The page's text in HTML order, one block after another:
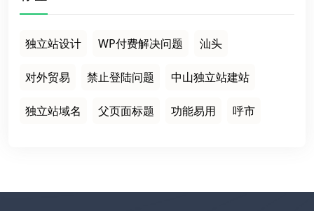
独立站设计 WP付费解决问题 汕头
对外贸易 禁止登陆问题 中山独立站建站
独立站域名 父页面标题 功能易用 呼市